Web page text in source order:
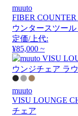
muuto
FIBER
ウンタースツー
定価/上代:
¥85,000 ~
muuto
VISU LOUNGE
チェア